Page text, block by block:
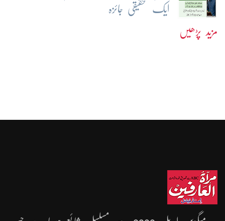
ایک تحقیقی جائزہ
مزید پڑھیں